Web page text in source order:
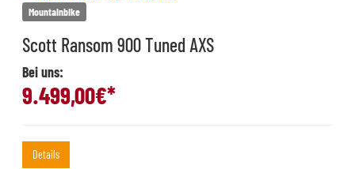
Mountainbike
Scott Ransom 900 Tuned AXS
Bei uns:
9.499,00€*
Details